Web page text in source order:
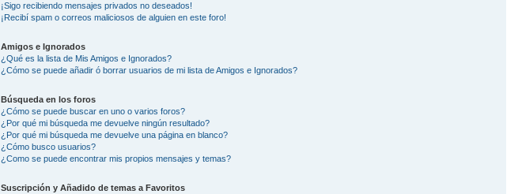
¡Sigo recibiendo mensajes privados no deseados!
¡Recibí spam o correos maliciosos de alguien en este foro!
Amigos e Ignorados
¿Qué es la lista de Mis Amigos e Ignorados?
¿Cómo se puede añadir ó borrar usuarios de mi lista de Amigos e Ignorados?
Búsqueda en los foros
¿Cómo se puede buscar en uno o varios foros?
¿Por qué mi búsqueda me devuelve ningún resultado?
¿Por qué mi búsqueda me devuelve una página en blanco?
¿Cómo busco usuarios?
¿Como se puede encontrar mis propios mensajes y temas?
Suscripción y Añadido de temas a Favoritos